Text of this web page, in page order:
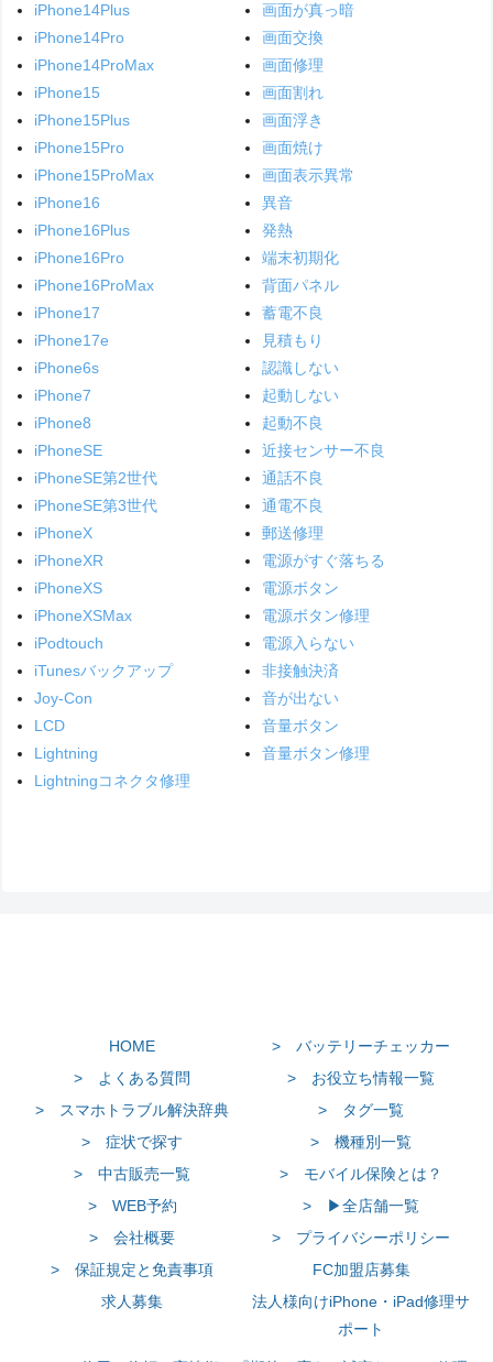
iPhone14Plus
iPhone14Pro
iPhone14ProMax
iPhone15
iPhone15Plus
iPhone15Pro
iPhone15ProMax
iPhone16
iPhone16Plus
iPhone16Pro
iPhone16ProMax
iPhone17
iPhone17e
iPhone6s
iPhone7
iPhone8
iPhoneSE
iPhoneSE第2世代
iPhoneSE第3世代
iPhoneX
iPhoneXR
iPhoneXS
iPhoneXSMax
iPodtouch
iTunesバックアップ
Joy-Con
LCD
Lightning
Lightningコネクタ修理
画面が真っ暗
画面交換
画面修理
画面割れ
画面浮き
画面焼け
画面表示異常
異音
発熱
端末初期化
背面パネル
蓄電不良
見積もり
認識しない
起動しない
起動不良
近接センサー不良
通話不良
通電不良
郵送修理
電源がすぐ落ちる
電源ボタン
電源ボタン修理
電源入らない
非接触決済
音が出ない
音量ボタン
音量ボタン修理
HOME
> バッテリーチェッカー
> よくある質問
> お役立ち情報一覧
> スマホトラブル解決辞典
> タグ一覧
> 症状で探す
> 機種別一覧
> 中古販売一覧
> モバイル保険とは？
> WEB予約
> ▶全店舗一覧
> 会社概要
> プライバシーポリシー
> 保証規定と免責事項
FC加盟店募集
求人募集
法人様向けiPhone・iPad修理サ
ポート